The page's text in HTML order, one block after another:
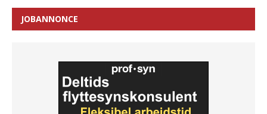
JOBANNONCE